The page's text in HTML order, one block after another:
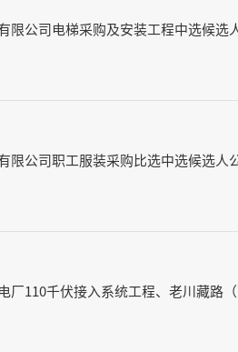
限公司电梯采购及安装工程中选候选
限公司职工服装采购比选中选候选人
厂110千伏接入系统工程、老川藏路